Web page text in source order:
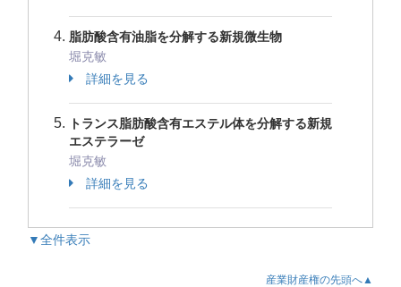
脂肪酸含有油脂を分解する新規微生物
堀克敏
詳細を見る
トランス脂肪酸含有エステル体を分解する新規
エステラーゼ
堀克敏
詳細を見る
▼全件表示
産業財産権の先頭へ▲